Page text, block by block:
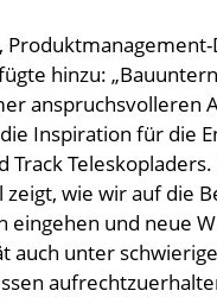
,
hinzu:
anspruchsvolleren
Inspiration für die
Track
wie wir auf die
eingehen und neue
auch unter